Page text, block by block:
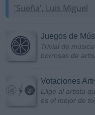
'Sueña', Luis Miguel
Juegos de
Trivial de
borrosas de
Votaciones
Elige al artista
es el mejor de